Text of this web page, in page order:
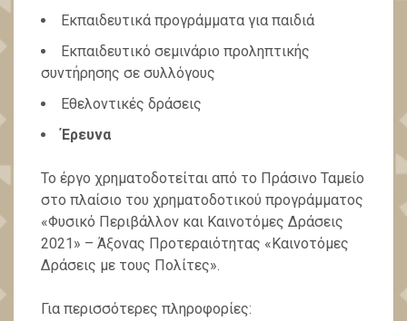
Εκπαιδευτικά προγράμματα για παιδιά
Εκπαιδευτικό σεμινάριο προληπτικής
συντήρησης σε συλλόγους
Εθελοντικές δράσεις
Έρευνα
Το έργο χρηματοδοτείται από το Πράσινο Ταμείο
στο πλαίσιο του χρηματοδοτικού προγράμματος
«Φυσικό Περιβάλλον και Καινοτόμες Δράσεις
2021» – Άξονας Προτεραιότητας «Καινοτόμες
Δράσεις με τους Πολίτες».
Για περισσότερες πληροφορίες: